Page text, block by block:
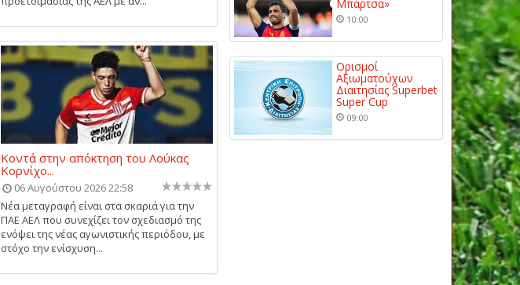
Κοντά στην απόκτηση του Λούκας
Κορνίχο...
06 Αυγούστου 2026 22:58
Νέα μεταγραφή είναι στα σκαριά για την
ΠΑΕ ΑΕΛ που συνεχίζει τον σχεδιασμό της
ενόψει της νέας αγωνιστικής περιόδου, με
στόχο την ενίσχυση...
Μπάρτσα»
10:00
Ορισμοί
Αξιωματούχων
Διαιτησίας Superbet
Super Cup
09:00